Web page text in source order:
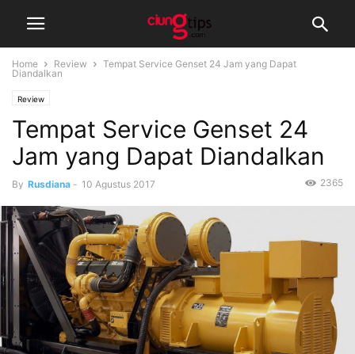
Home Review
Tempat Service Genset 24 Jam yang Dapat
Diandalkan
Review
Tempat Service Genset 24
Jam yang Dapat Diandalkan
By Rusdiana - 10 Agustus 2017 2365